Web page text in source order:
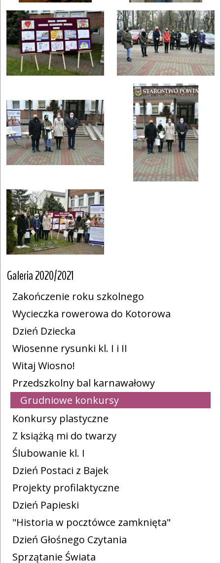
Galeria 2020/2021
Zakończenie roku szkolnego
Wycieczka rowerowa do Kotorowa
Dzień Dziecka
Wiosenne rysunki kl. I i II
Witaj Wiosno!
Przedszkolny bal karnawałowy
Grudniowe konkursy
Konkursy plastyczne
Z książką mi do twarzy
Ślubowanie kl. I
Dzień Postaci z Bajek
Projekty profilaktyczne
Dzień Papieski
"Historia w pocztówce zamknięta"
Dzień Głośnego Czytania
Sprzątanie Świata